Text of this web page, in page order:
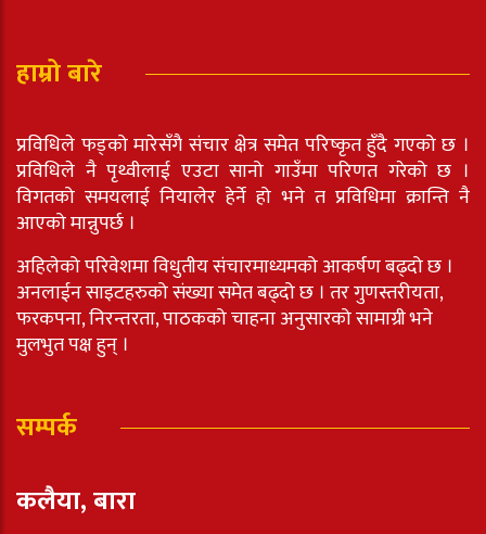
हाम्रो बारे
प्रविधिले फड्को मारेसँगै संचार क्षेत्र समेत परिष्कृत हुँदै गएको छ ।
प्रविधिले नै पृथ्वीलाई एउटा सानो गाउँमा परिणत गरेको छ ।
विगतको समयलाई नियालेर हेर्ने हो भने त प्रविधिमा क्रान्ति नै
आएको मान्नुपर्छ ।
अहिलेको परिवेशमा विधुतीय संचारमाध्यमको आकर्षण बढ्दो छ ।
अनलाईन साइटहरुको संख्या समेत बढ्दो छ । तर गुणस्तरीयता,
फरकपना, निरन्तरता, पाठकको चाहना अनुसारको सामाग्री भने
मुलभुत पक्ष हुन् ।
सम्पर्क
कलैया, बारा